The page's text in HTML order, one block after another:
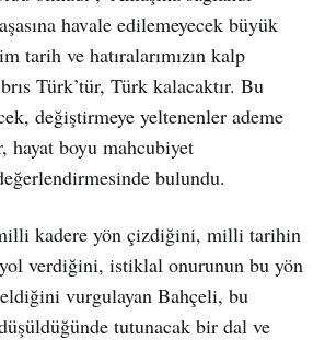
havale edilemeyecek büyük
tarih ve hatıralarımızın kalp
Türk’tür, Türk kalacaktır. Bu
değiştirmeye yeltenenler ademe
hayat boyu mahcubiyet
bulundu.
kadere yön çizdiğini, milli tarihin
verdiğini, istiklal onurunun bu yön
vurgulayan Bahçeli, bu
tutunacak bir dal ve